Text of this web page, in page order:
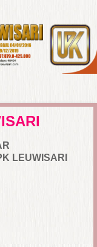
LEUWISARI